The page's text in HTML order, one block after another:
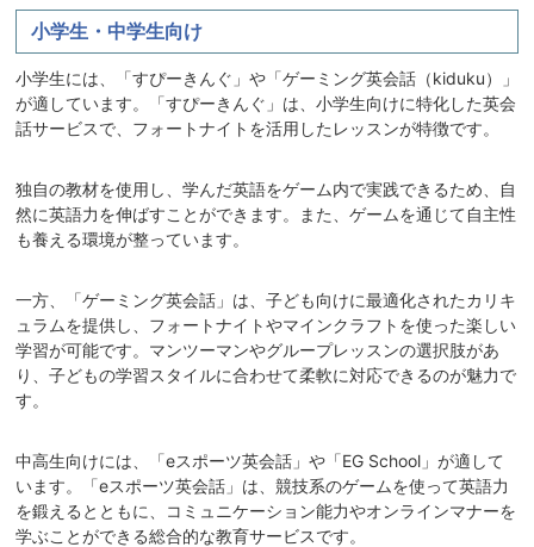
小学生・中学生向け
小学生には、「すぴーきんぐ」や「ゲーミング英会話（kiduku）」
が適しています。「すぴーきんぐ」は、小学生向けに特化した英会
話サービスで、フォートナイトを活用したレッスンが特徴です。
独自の教材を使用し、学んだ英語をゲーム内で実践できるため、自
然に英語力を伸ばすことができます。また、ゲームを通じて自主性
も養える環境が整っています。
一方、「ゲーミング英会話」は、子ども向けに最適化されたカリキ
ュラムを提供し、フォートナイトやマインクラフトを使った楽しい
学習が可能です。マンツーマンやグループレッスンの選択肢があ
り、子どもの学習スタイルに合わせて柔軟に対応できるのが魅力で
す。
中高生向けには、「eスポーツ英会話」や「EG School」が適して
います。「eスポーツ英会話」は、競技系のゲームを使って英語力
を鍛えるとともに、コミュニケーション能力やオンラインマナーを
学ぶことができる総合的な教育サービスです。